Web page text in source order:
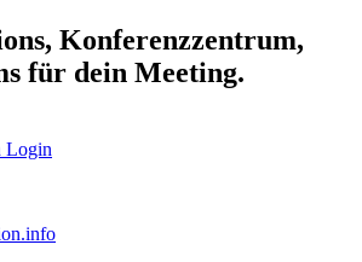
Konferenzzentrum,
für dein Meeting.
Login